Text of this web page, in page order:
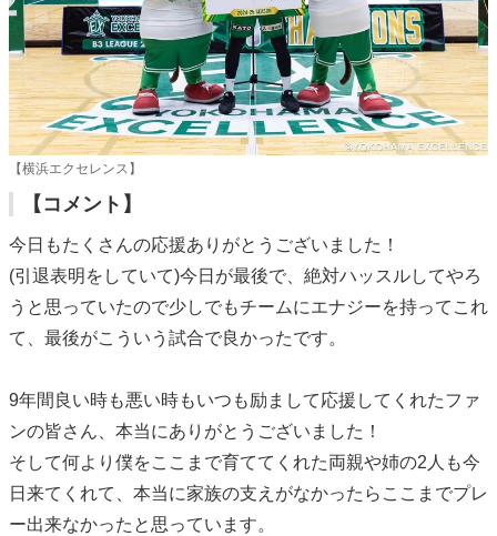
【横浜エクセレンス】
【コメント】
今日もたくさんの応援ありがとうございました！
(引退表明をしていて)今日が最後で、絶対ハッスルしてやろ
うと思っていたので少しでもチームにエナジーを持ってこれ
て、最後がこういう試合で良かったです。
9年間良い時も悪い時もいつも励まして応援してくれたファ
ンの皆さん、本当にありがとうございました！
そして何より僕をここまで育ててくれた両親や姉の2人も今
日来てくれて、本当に家族の支えがなかったらここまでプレ
ー出来なかったと思っています。